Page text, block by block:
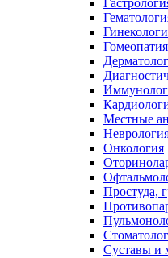
Гомеопатия
Местные
Онкология
Простуда,
Суставы